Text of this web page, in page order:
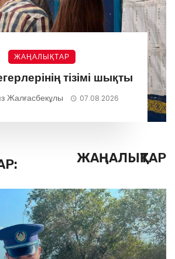
ЖАҢАЛЫҚТАР
тізімі шықты
Жалғасбекұлы 07.08.2026
ЖАҢАЛЫҚТАР